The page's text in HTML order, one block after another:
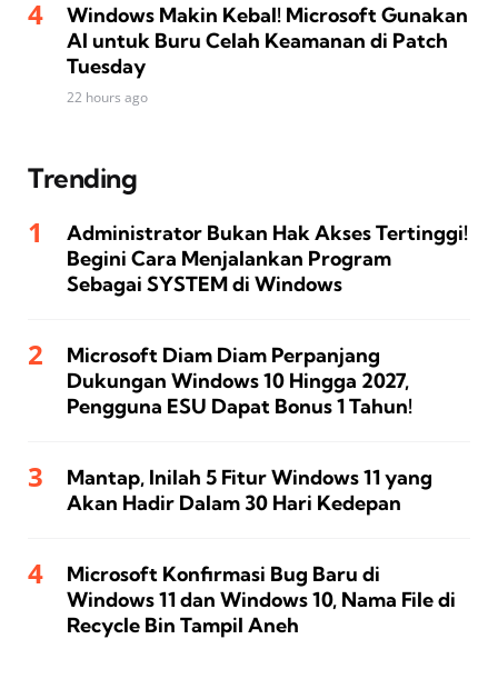
Windows Makin Kebal! Microsoft Gunakan
AI untuk Buru Celah Keamanan di Patch
Tuesday
22 hours ago
Trending
Administrator Bukan Hak Akses Tertinggi!
Begini Cara Menjalankan Program
Sebagai SYSTEM di Windows
Microsoft Diam Diam Perpanjang
Dukungan Windows 10 Hingga 2027,
Pengguna ESU Dapat Bonus 1 Tahun!
Mantap, Inilah 5 Fitur Windows 11 yang
Akan Hadir Dalam 30 Hari Kedepan
Microsoft Konfirmasi Bug Baru di
Windows 11 dan Windows 10, Nama File di
Recycle Bin Tampil Aneh